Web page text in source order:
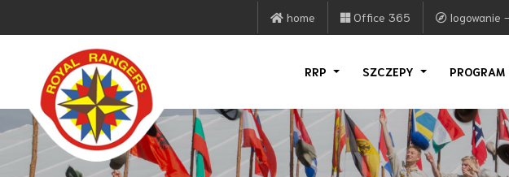
home Office 365 logowanie
RRP SZCZEPY PROGRAM